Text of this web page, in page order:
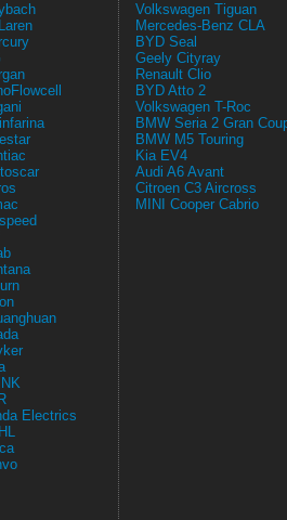
Electrics
Volkswagen Tiguan
Mercedes-Benz CLA
BYD Seal
Geely Cityray
Renault Clio
BYD Atto 2
Volkswagen T-Roc
BMW Seria 2 Gran
BMW M5 Touring
Kia EV4
Audi A6 Avant
Citroen C3 Aircross
MINI Cooper Cabrio